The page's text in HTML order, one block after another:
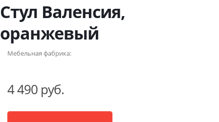
Стул Валенсия,
оранжевый
Мебельная фабрика:
4 490 руб.